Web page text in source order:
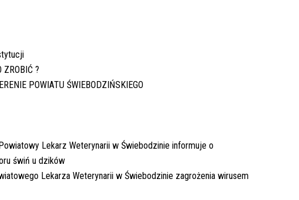
ZROBIĆ ?
POWIATU ŚWIEBODZIŃSKIEGO
Lekarz Weterynarii w Świebodzinie informuje o
świń u dzików
Lekarza Weterynarii w Świebodzinie zagrożenia wirusem